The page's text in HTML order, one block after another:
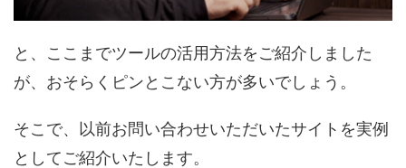
と、ここまでツールの活用方法をご紹介しました
が、おそらくピンとこない方が多いでしょう。
そこで、以前お問い合わせいただいたサイトを実例
としてご紹介いたします。